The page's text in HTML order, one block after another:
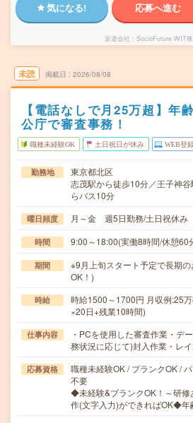
気になる! 応募へ進む
派遣会社 SocioFuture WIT株
未読 掲載日 2026/08/08
【電話なしで月25万超】年
公庁で審査事務！
職種未経験OK 土日祝日が休み WEB登
勤務地
東京都北区
志茂駅から徒歩10分／王子神
らバス10分
曜日頻度 月～金 週5日勤務/土日祝休み
時間 9:00～18:00(実働8時間/休憩60
期間
※9月上旬スタート予定で長期
OK！)
時給
時給1500～1700円 月収例:25
×20日+残業10時間)
仕事内容
・PCを使用した審査作業・デ
務状況に応じて)封入作業・レ
応募資格
職種未経験OK / ブランクOK /
不要
◆未経験&ブランクOK！～研
作(文字入力)ができればOK◆